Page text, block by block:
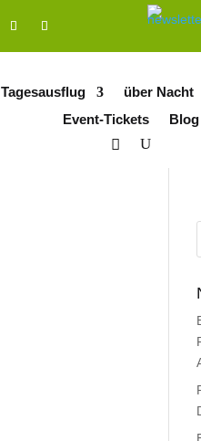
Tagesausflug über Nacht
Event-Tickets
Blog